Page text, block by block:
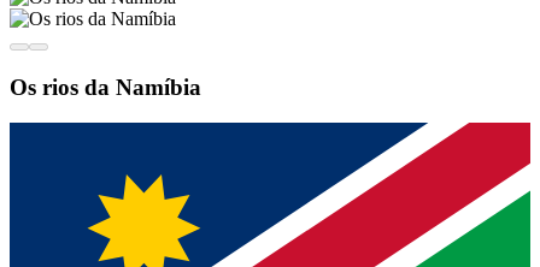
Os rios da Namíbia